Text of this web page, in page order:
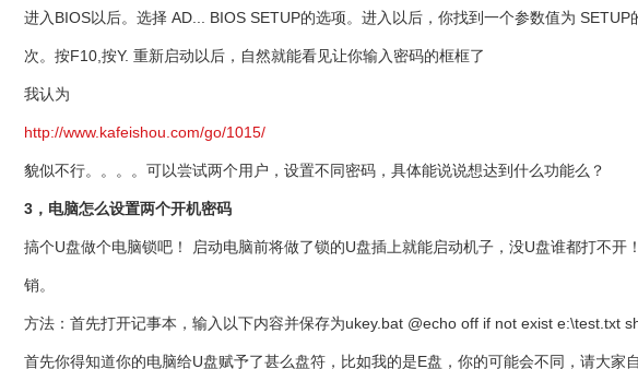
进入BIOS以后。选择 AD... BIOS SETUP的选项。进入以后，你找到一个参数值为
次。按F10,按Y. 重新启动以后，自然就能看见让你输入密码的框框了
我认为
http://www.kafeishou.com/go/1015/
貌似不行。。。。可以尝试两个用户，设置不同密码，具体能说说想达到什么功能么？
3，电脑怎么设置两个开机密码
搞个U盘做个电脑锁吧！ 启动电脑前将做了锁的U盘插上就能启动机子，没U盘谁都打不
销。
方法：首先打开记事本，输入以下内容并保存为ukey.bat @echo off if not exist e:\test.txt
首先你得知道你的电脑给U盘赋予了甚么盘符，比如我的是E盘，你的可能会不同，请大家自